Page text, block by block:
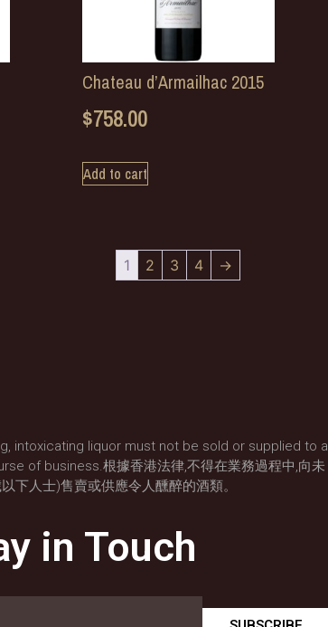
Chateau d’Armailhac 2015
$758.00
Add to cart
1 2 3 4 →
intoxicating liquor must not be sold or supplied to a
of business.根據香港法律,不得在業務過程中,向未
下人士)售賣或供應令人醺醉的酒類。
in Touch